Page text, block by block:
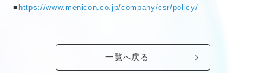
■ https://www.menicon.co.jp/company/csr/policy/
一覧へ戻る